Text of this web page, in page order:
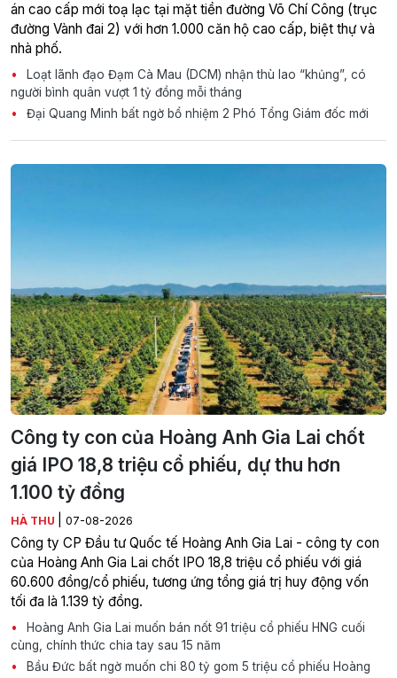
án cao cấp mới toạ lạc tại mặt tiền đường Võ Chí Công (trục
đường Vành đai 2) với hơn 1.000 căn hộ cao cấp, biệt thự và
nhà phố.
Loạt lãnh đạo Đạm Cà Mau (DCM) nhận thù lao “khủng”, có
người bình quân vượt 1 tỷ đồng mỗi tháng
Đại Quang Minh bất ngờ bổ nhiệm 2 Phó Tổng Giám đốc mới
Công ty con của Hoàng Anh Gia Lai chốt
giá IPO 18,8 triệu cổ phiếu, dự thu hơn
1.100 tỷ đồng
HÀ THU 07-08-2026
Công ty CP Đầu tư Quốc tế Hoàng Anh Gia Lai - công ty con
của Hoàng Anh Gia Lai chốt IPO 18,8 triệu cổ phiếu với giá
60.600 đồng/cổ phiếu, tương ứng tổng giá trị huy động vốn
tối đa là 1.139 tỷ đồng.
Hoàng Anh Gia Lai muốn bán nốt 91 triệu cổ phiếu HNG cuối
cùng, chính thức chia tay sau 15 năm
Bầu Đức bất ngờ muốn chi 80 tỷ gom 5 triệu cổ phiếu Hoàng